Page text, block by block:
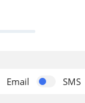
Email SMS